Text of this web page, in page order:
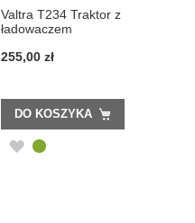
Valtra T234 Traktor z
ładowaczem
255,00 zł
DO KOSZYKA
DODAJ